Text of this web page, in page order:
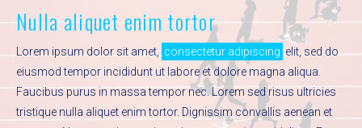
Nulla aliquet enim tortor
Lorem ipsum dolor sit amet, consectetur adipiscing elit, sed do
eiusmod tempor incididunt ut labore et dolore magna aliqua.
Faucibus purus in massa tempor nec. Lorem sed risus ultricies
tristique nulla aliquet enim tortor. Dignissim convallis aenean et